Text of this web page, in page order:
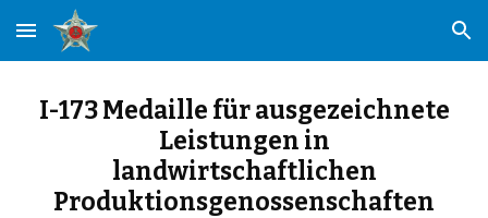
Skip to main content Skip to navigation
I-173 Medaille für ausgezeichnete
Leistungen in
landwirtschaftlichen
Produktionsgenossenschaften